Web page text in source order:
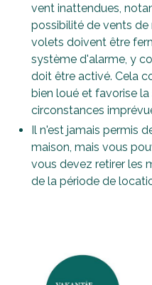
vent inattendues,
possibilité de vents de
volets doivent être
système d'alarme, y
doit être activé. Cela
bien loué et favorise
circonstances
Il n'est jamais permis
maison, mais vous
vous devez retirer les
de la période de